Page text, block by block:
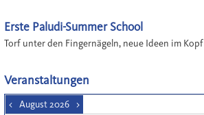
Erste Paludi-Summer School
Torf unter den Fingernägeln, neue Ideen im Kopf
Veranstaltungen
< August 2026 >